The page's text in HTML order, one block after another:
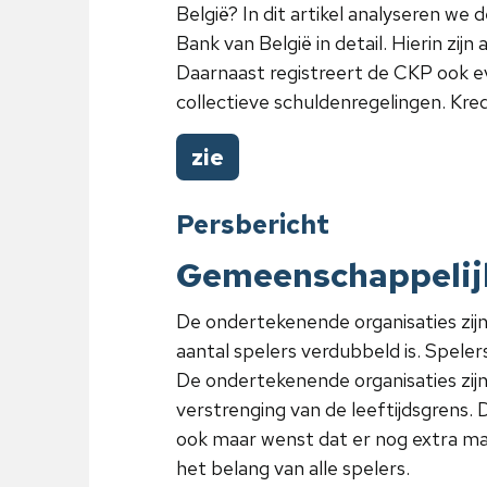
België? In dit artikel analyseren
Bank van België in detail. Hierin
Daarnaast registreert de CKP ook
collectieve schuldenregelingen.
zie
Persbericht
De ondertekenende organisaties
aantal spelers verdubbeld is.
De ondertekenende organisaties
verstrenging van de leeftijdsgrens.
ook maar wenst dat er nog extra
het belang van alle spelers.